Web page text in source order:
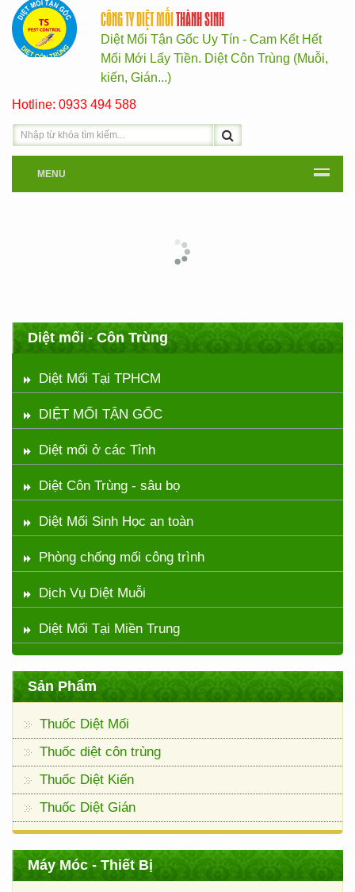
CÔNG TY DIỆT MỐITHÀNH SINH
Diệt Mối Tận Gốc Uy Tín - Cam Kết Hết
Mối Mới Lấy Tiền. Diệt Côn Trùng (Muỗi,
kiến, Gián...)
Hotline: 0933 494 588
MENU
Diệt mối - Côn Trùng
Diệt Mối Tại TPHCM
DIỆT MỐI TẬN GỐC
Diệt mối ở các Tỉnh
Diệt Côn Trùng - sâu bọ
Diệt Mối Sinh Học an toàn
Phòng chống mối công trình
Dịch Vụ Diệt Muỗi
Diệt Mối Tại Miền Trung
Sản Phẩm
Thuốc Diệt Mối
Thuốc diệt côn trùng
Thuốc Diệt Kiến
Thuốc Diệt Gián
Máy Móc - Thiết Bị